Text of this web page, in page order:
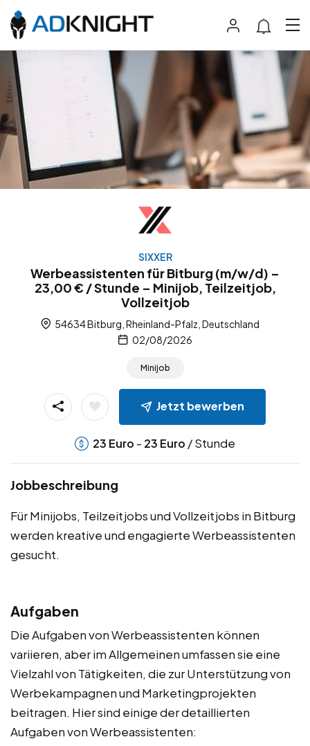
SIXXER
Werbeassistenten für Bitburg (m/w/d) –
23,00 € / Stunde – Minijob, Teilzeitjob,
Vollzeitjob
54634 Bitburg, Rheinland-Pfalz, Deutschland
02/08/2026
Minijob
Jetzt bewerben
23 Euro - 23 Euro / Stunde
Jobbeschreibung
Für Minijobs, Teilzeitjobs und Vollzeitjobs in Bitburg
werden kreative und engagierte Werbeassistenten
gesucht.
Aufgaben
Die Aufgaben von Werbeassistenten können
variieren, aber im Allgemeinen umfassen sie eine
Vielzahl von Tätigkeiten, die zur Unterstützung von
Werbekampagnen und Marketingprojekten
beitragen. Hier sind einige der detaillierten
Aufgaben von Werbeassistenten: